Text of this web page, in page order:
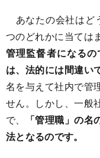
あなたの会社はど
つのどれかに当ては
管理監督者になる
は、法的には間違い
名を与えて社内で管
せん。しかし、一般
で、
「管理職」の
法となるのです。